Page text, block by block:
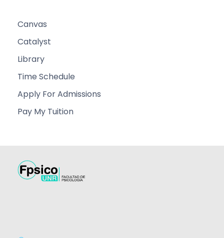
Canvas
Catalyst
Library
Time Schedule
Apply For Admissions
Pay My Tuition